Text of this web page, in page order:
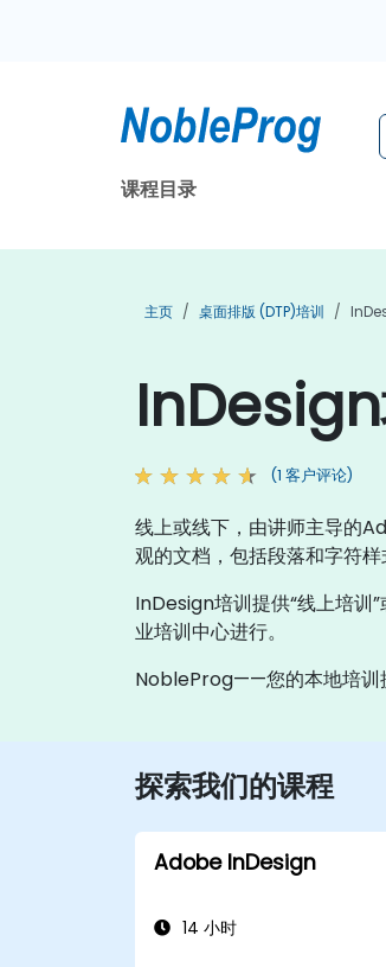
课程目录
主页 桌面排版 (DTP)培训
(1 客户评论)
线上或线下，由讲师主导的
观的文档，包括段落和字符样
InDesign培训提供“线上培训
业培训中心进行。
NobleProg——您的本地培训
探索我们的课程
Adobe InDesign
14 小时